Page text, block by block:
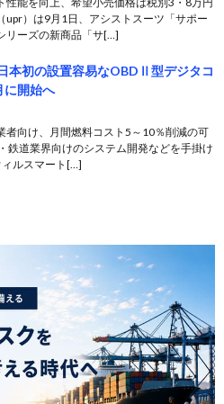
upr）は9月1日、アシストスーツ「サポー
リーズの新商品「サ[…]
本初の設置容易なOBDⅡ型デジタコ
に開始へ
者向け、月間燃料コスト5～10％削減の可
鉄道業界向けのシステム開発などを手掛け
ルスマート[…]